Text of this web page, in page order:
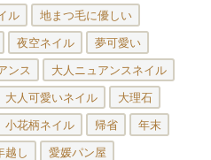
ル 地まつ毛に優しい
夜空ネイル 夢可愛い
ンス 大人ニュアンスネイル
大人可愛いネイル 大理石
小花柄ネイル 帰省 年末
越し 愛媛パン屋